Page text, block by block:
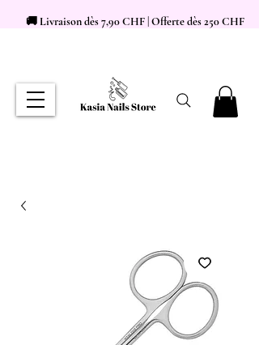
🚚 Livraison dès 7,90 CHF | Offerte dès 250 CHF